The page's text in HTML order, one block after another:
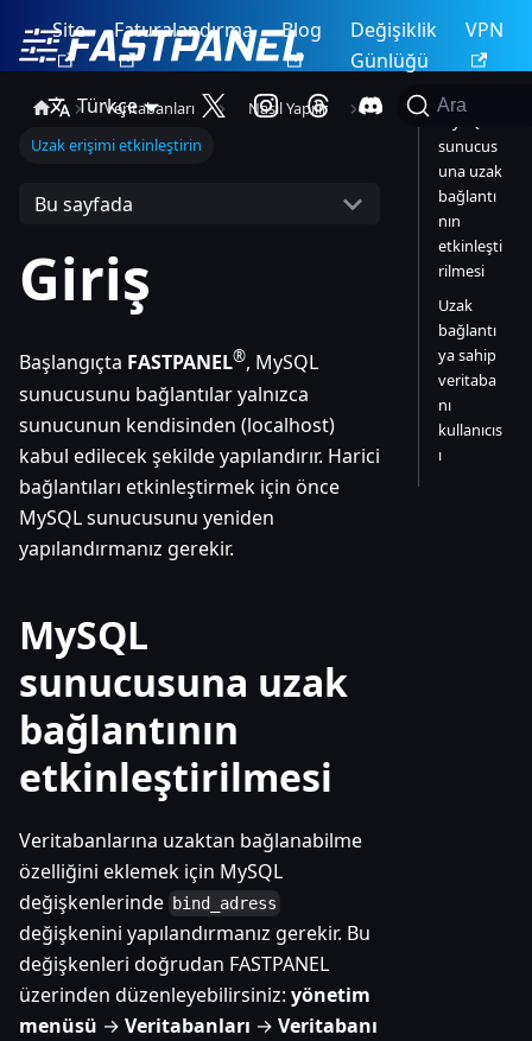
Site Faturalandırma Blog
Değişiklik
Günlüğü
VPN
Türkçe Ara
Veritabanları
Nasıl Yapılır
Uzak erişimi etkinleştirin
Bu sayfada
Giriş
Başlangıçta FASTPANEL®, MySQL
sunucusunu bağlantılar yalnızca
sunucunun kendisinden (localhost)
kabul edilecek şekilde yapılandırır. Harici
bağlantıları etkinleştirmek için önce
MySQL sunucusunu yeniden
yapılandırmanız gerekir.
MySQL
sunucusuna uzak
bağlantının
etkinleştirilmesi
Veritabanlarına uzaktan bağlanabilme
özelliğini eklemek için MySQL
değişkenlerinde bind_adress
değişkenini yapılandırmanız gerekir. Bu
değişkenleri doğrudan FASTPANEL
üzerinden düzenleyebilirsiniz: yönetim
menüsü → Veritabanları → Veritabanı
sunucus
una uzak
bağlantı
nın
etkinleşti
rilmesi
Uzak
bağlantı
ya sahip
veritaba
nı
kullanıcıs
ı